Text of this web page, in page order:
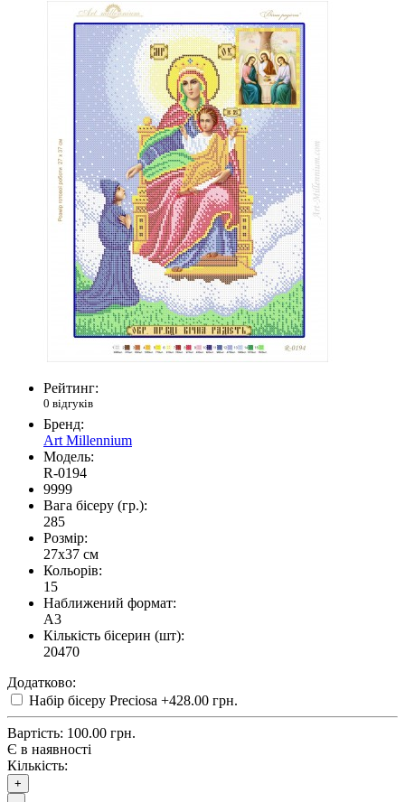
Рейтинг:
0 відгуків
Бренд:
Art Millennium
Модель:
R-0194
9999
Вага бісеру (гр.):
285
Розмір:
27x37 см
Кольорів:
15
Наближений формат:
A3
Кількість бісерин (шт):
20470
Додатково:
Набір бісеру Preciosa +428.00 грн.
Вартість: 100.00 грн.
Є в наявності
Кількість:
+